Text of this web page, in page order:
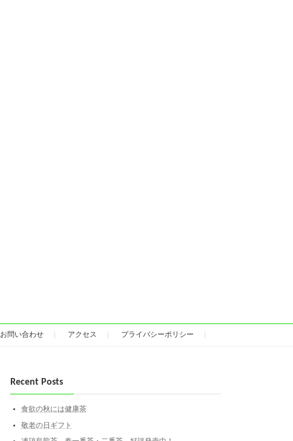
お問い合わせ アクセス プライバシーポリシー
Recent Posts
食欲の秋には健康茶
敬老の日ギフト